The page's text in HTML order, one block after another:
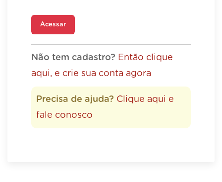
Acessar
Não tem cadastro? Então clique
aqui, e crie sua conta agora
Precisa de ajuda? Clique aqui e
fale conosco